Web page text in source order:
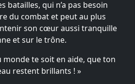
batailles, qui n’a pas besoin
du combat et peut au plus
son cœur aussi tranquille
et sur le trône.
monde te soit en aide, que ton
restent brillants ! »